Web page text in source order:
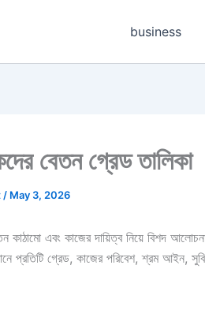
business
বেতন গ্রেড তালিকা
/ May 3, 2026
কাঠামো এবং কাজের দায়িত্ব নিয়ে বিশদ
প্রতিটি গ্রেড, কাজের পরিবেশ, শ্রম আইন,